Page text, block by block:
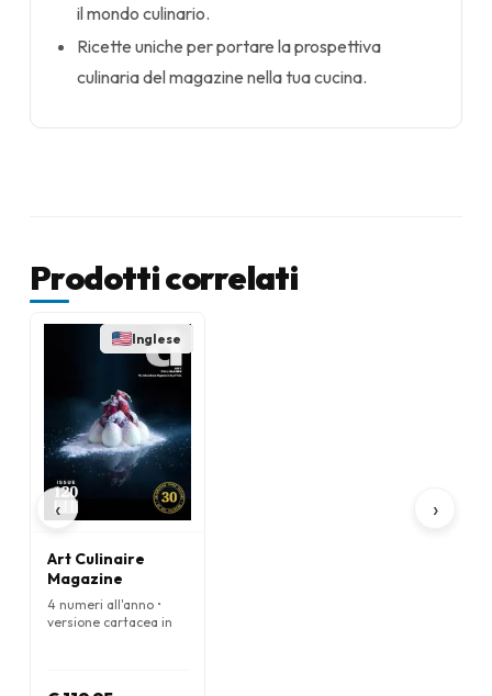
il mondo culinario.
Ricette uniche per portare la prospettiva
culinaria del magazine nella tua cucina.
Prodotti correlati
‹
Inglese
Art Culinaire
Magazine
4 numeri all'anno •
versione cartacea in
›